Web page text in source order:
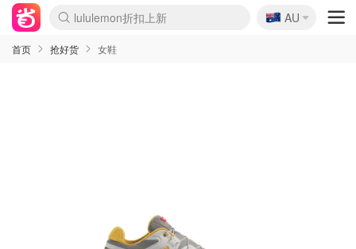
lululemon折扣上新
Sasa美妆护肤3.5折
SSENSE年中3折
FreshBeauty好价汇总
Cettire降价+叠9折
WWS Coles超市实拍
viagogo二手票捡漏
Myer超级周末1折
The Outnet奢牌1折起
David Jones 3折起
Flannels大牌1折
Perfumes Club护肤1折
AMIRO返校季6.2折
Amazon折扣汇总
eToro入金$200送$50
Amazon数码好物
ICONIC本周7.5折
ThedoubleF高奢地板价
Moose Knuckles 6折
丝芙兰5折起
EUFY官网3.7折起
Selenichast首饰2折
Trip机票酒店促销
YSL送5件彩妆礼
Amazon家居好物
Amazon美妆护肤
雅漾大喷$8
过敏原检测盒$33
伊索独家赠50ml沐浴露
科颜氏清仓3折
SEALIFE海洋馆门票6折
丝塔芙大白罐$16
订阅Newsletter送香薰
Cult Beauty 6.8折
Harrods圣诞日历2.3折
LN-CC奢牌私促3折
d'Alba空姐喷雾$16
EVE LOM套装逆天2折
Bernardelli独家4折
Adore Beauty 6折起
CT圣诞日历
Mytheresa奢品2.7折
Luxury Escapes 9折
Currentbody美容仪9折
MOON Garden Live
Roborock扫地机3.7折
Tingo Life水杯$24
Valentino官网5折
CR洗发护发6.3折
修丽可套装7.4折
Myer彩妆2件7折
GANNI官网4.5折
Stylevana韩妆4折
Tessabit高奢8.5折
OGX洗护4折
Amazon阿德莱德次日达
卡诗8.5折+赠礼
Philips Hue灯具8折
🇦🇺
AU
首页 抢好货 女鞋